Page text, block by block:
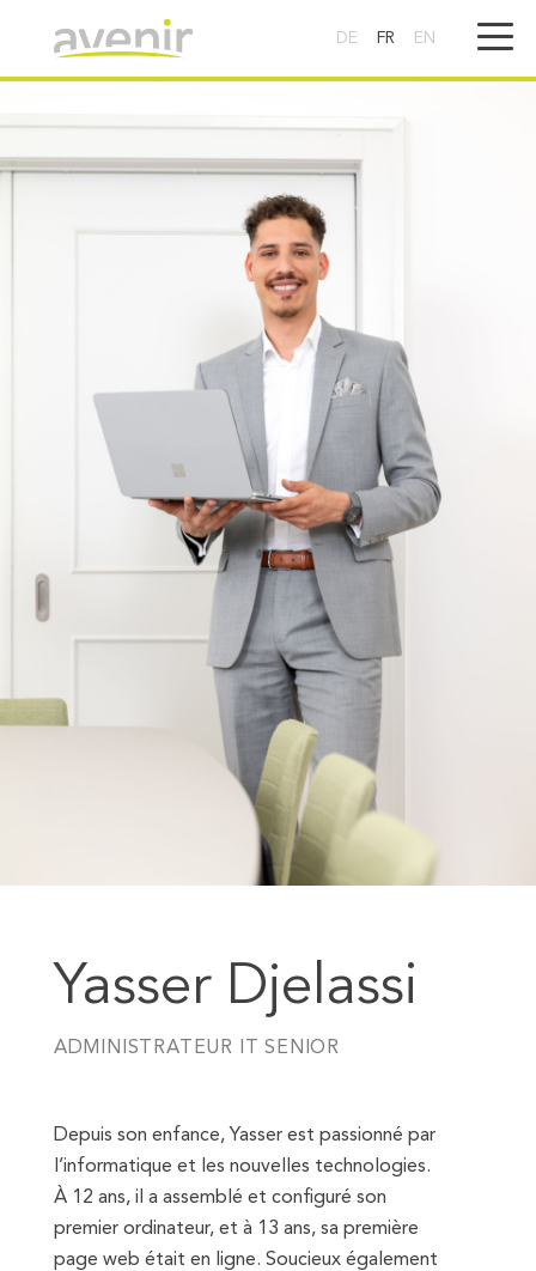
DE FR EN
Yasser Djelassi
ADMINISTRATEUR IT SENIOR
Depuis son enfance, Yasser est passionné par
l’informatique et les nouvelles technologies.
À 12 ans, il a assemblé et configuré son
premier ordinateur, et à 13 ans, sa première
page web était en ligne. Soucieux également